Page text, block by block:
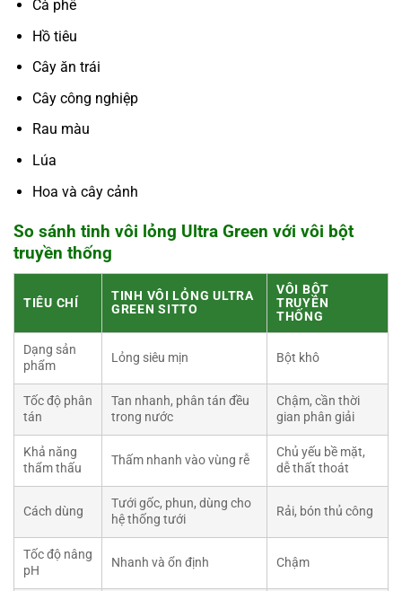
Cà phê
Hồ tiêu
Cây ăn trái
Cây công nghiệp
Rau màu
Lúa
Hoa và cây cảnh
So sánh tinh vôi lỏng Ultra Green với vôi bột
truyền thống
TIÊU CHÍ
TINH VÔI LỎNG ULTRA
GREEN SITTO
VÔI BỘT
TRUYỀN
THỐNG
Dạng sản
phẩm
Lỏng siêu mịn Bột khô
Tốc độ phân
tán
Tan nhanh, phân tán đều
trong nước
Chậm, cần thời
gian phân giải
Khả năng
thẩm thấu
Thấm nhanh vào vùng rễ
Chủ yếu bề mặt,
dễ thất thoát
Cách dùng
Tưới gốc, phun, dùng cho
hệ thống tưới
Rải, bón thủ công
Tốc độ nâng
pH
Nhanh và ổn định Chậm